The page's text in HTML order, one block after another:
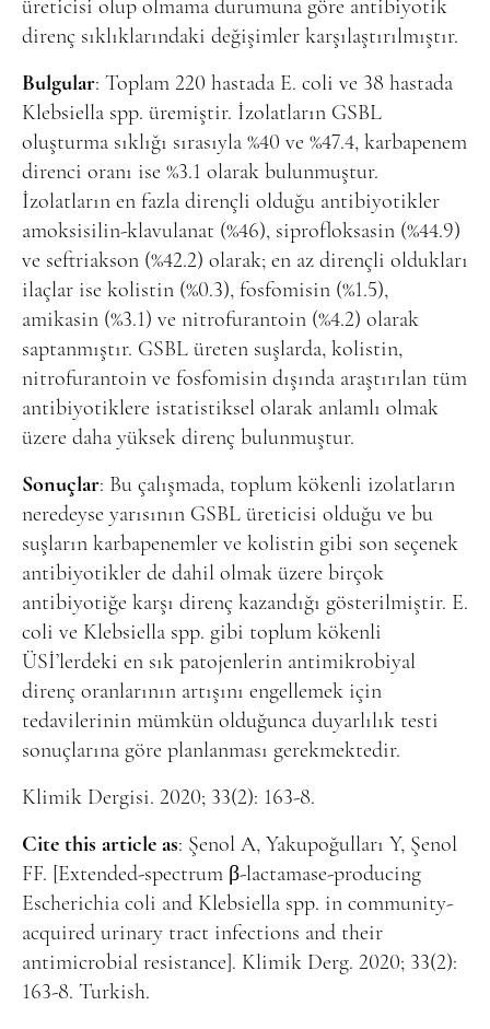
üreticisi olup olmama durumuna göre antibiyotik
direnç sıklıklarındaki değişimler karşılaştırılmıştır.
Bulgular: Toplam 220 hastada E. coli ve 38 hastada
Klebsiella spp. üremiştir. İzolatların GSBL
oluşturma sıklığı sırasıyla %40 ve %47.4, karbapenem
direnci oranı ise %3.1 olarak bulunmuştur.
İzolatların en fazla dirençli olduğu antibiyotikler
amoksisilin-klavulanat (%46), siprofloksasin (%44.9)
ve seftriakson (%42.2) olarak; en az dirençli oldukları
ilaçlar ise kolistin (%0.3), fosfomisin (%1.5),
amikasin (%3.1) ve nitrofurantoin (%4.2) olarak
saptanmıştır. GSBL üreten suşlarda, kolistin,
nitrofurantoin ve fosfomisin dışında araştırılan tüm
antibiyotiklere istatistiksel olarak anlamlı olmak
üzere daha yüksek direnç bulunmuştur.
Sonuçlar: Bu çalışmada, toplum kökenli izolatların
neredeyse yarısının GSBL üreticisi olduğu ve bu
suşların karbapenemler ve kolistin gibi son seçenek
antibiyotikler de dahil olmak üzere birçok
antibiyotiğe karşı direnç kazandığı gösterilmiştir. E.
coli ve Klebsiella spp. gibi toplum kökenli
ÜSİ’lerdeki en sık patojenlerin antimikrobiyal
direnç oranlarının artışını engellemek için
tedavilerinin mümkün olduğunca duyarlılık testi
sonuçlarına göre planlanması gerekmektedir.
Klimik Dergisi. 2020; 33(2): 163-8.
Cite this article as: Şenol A, Yakupoğulları Y, Şenol
FF. [Extended-spectrum β-lactamase-producing
Escherichia coli and Klebsiella spp. in community-
acquired urinary tract infections and their
antimicrobial resistance]. Klimik Derg. 2020; 33(2):
163-8. Turkish.